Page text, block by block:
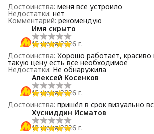
Достоинства: меня все устроило
Недостатки: нет
Комментарий: рекомендую
Имя скрыто
16 июня 2026 г.
Достоинства: Хорошо работает, красиво
такую цену есть все необходимое
Недостатки: Не обнаружила
Алексей Косенков
16 июня 2026 г.
Достоинства: пришёл в срок визуально
Хусниддин Исматов
12 июня 2026 г.